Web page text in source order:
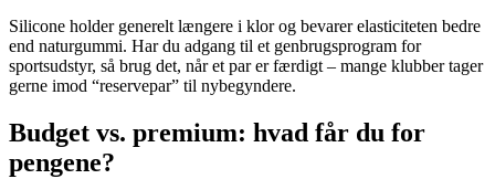
Silicone holder generelt længere i klor og bevarer elasticiteten bedre
end naturgummi. Har du adgang til et genbrugsprogram for
sportsudstyr, så brug det, når et par er færdigt – mange klubber tager
gerne imod “reservepar” til nybegyndere.
Budget vs. premium: hvad får du for
pengene?